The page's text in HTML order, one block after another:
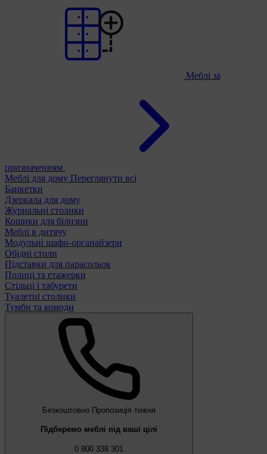
Меблі за
призначенням
Меблі для дому Переглянути всі
Банкетки
Дзеркала для дому
Журнальні столики
Кошики для білизни
Меблі в дитячу
Модульні шафи-органайзери
Обідні столи
Підставки для парасольок
Полиці та етажерки
Стільці і табурети
Туалетні столики
Тумби та комоди
Безкоштовно Пропозиція тижня
Підберемо меблі під ваші цілі
0 800 338 301